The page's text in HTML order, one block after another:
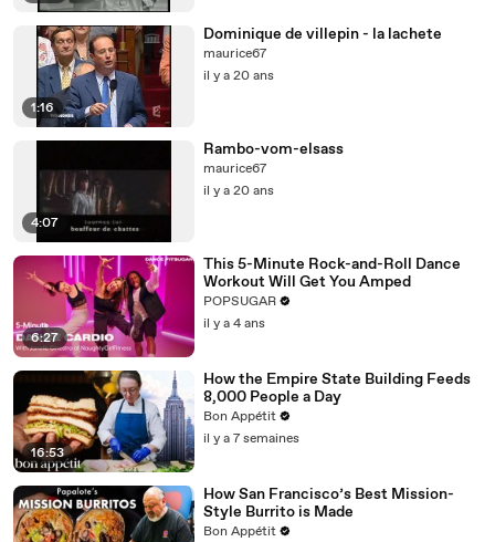
1:16
Dominique de villepin - la lachete
maurice67
il y a 20 ans
4:07
Rambo-vom-elsass
maurice67
il y a 20 ans
6:27
This 5-Minute Rock-and-Roll Dance
Workout Will Get You Amped
POPSUGAR
il y a 4 ans
16:53
How the Empire State Building Feeds
8,000 People a Day
Bon Appétit
il y a 7 semaines
How San Francisco’s Best Mission-
Style Burrito is Made
Bon Appétit